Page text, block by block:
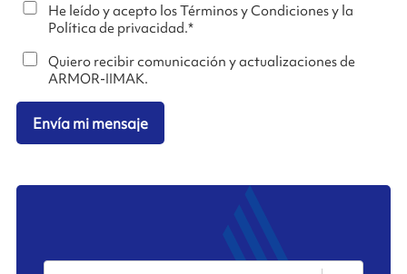
He leído y acepto los Términos y Condiciones y la
Política de privacidad.*
Quiero recibir comunicación y actualizaciones de
ARMOR-IIMAK.
Envía mi mensaje